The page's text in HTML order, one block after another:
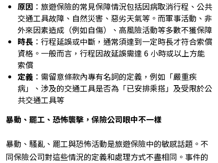
原因 ：旅遊保險的常見保障情況包括因病取消行程、公共
交通工具故障、自然災害、惡劣天氣等。而軍事活動、非
外來因素造成（例如自傷）、高風險活動等多數不獲保障
時長 ：行程延誤或中斷，通常須達到一定時長才符合索償
資格。一般而言，行程因故延誤需達 6 小時或以上方能
索償
定義 ：需留意條款內專有名詞的定義，例如「嚴重疾
病」、涉及的交通工具是否為「已安排乘搭」及受限於公
共交通工具等
暴動、罷工、恐怖襲擊，保險公司眼中不一樣
暴動、騷亂、罷工與恐怖活動是旅遊保險中的敏感話題。不
同保險公司對這些情況的定義和處理方式不盡相同。事件的